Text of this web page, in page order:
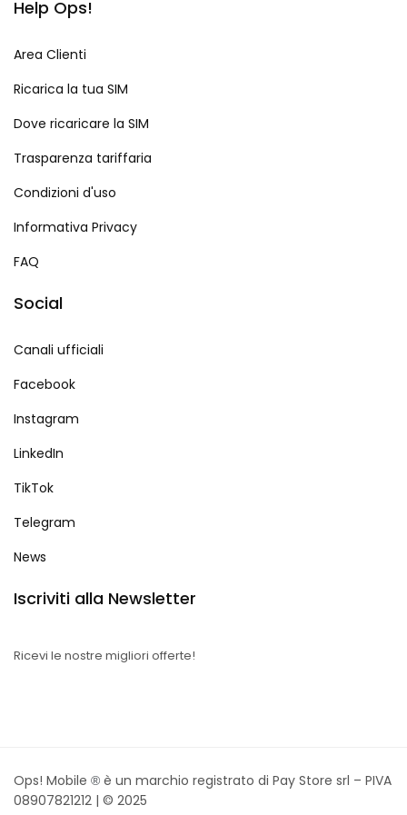
Help Ops!
Area Clienti
Ricarica la tua SIM
Dove ricaricare la SIM
Trasparenza tariffaria
Condizioni d'uso
Informativa Privacy
FAQ
Social
Canali ufficiali
Facebook
Instagram
LinkedIn
TikTok
Telegram
News
Iscriviti alla Newsletter
Ricevi le nostre migliori offerte!
Ops! Mobile ® è un marchio registrato di Pay Store srl – PIVA
08907821212 | © 2025